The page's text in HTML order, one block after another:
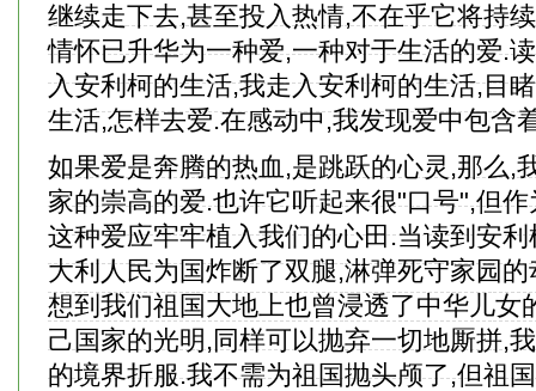
继续走下去,甚至投入热情,不在乎它将持
情怀已升华为一种爱,一种对于生活的爱.
入安利柯的生活,我走入安利柯的生活,目
生活,怎样去爱.在感动中,我发现爱中包含
如果爱是奔腾的热血,是跳跃的心灵,那么,
家的崇高的爱.也许它听起来很"口号",但
这种爱应牢牢植入我们的心田.当读到安
大利人民为国炸断了双腿,淋弹死守家园
想到我们祖国大地上也曾浸透了中华儿女
己国家的光明,同样可以抛弃一切地厮拼,
的境界折服.我不需为祖国抛头颅了,但祖